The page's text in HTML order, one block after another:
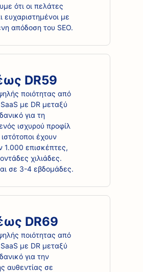
ότι οι πελάτες
ευχαριστημένοι με
απόδοση του SEO.
DR59
ποιότητας από
με DR μεταξύ
για τη
ισχυρού προφίλ
έχουν
1.000 επισκέπτες,
χιλιάδες.
σε 3-4 εβδομάδες.
DR69
ποιότητας από
με DR μεταξύ
για την
αυθεντίας σε